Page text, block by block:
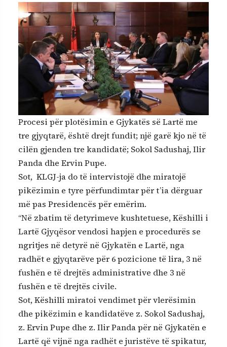
Procesi për plotësimin e Gjykatës së Lartë me
tre gjyqtarë, është drejt fundit; një garë kjo në të
cilën gjenden tre kandidatë; Sokol Sadushaj, Ilir
Panda dhe Ervin Pupe.
Sot, KLGJ-ja do të intervistojë dhe miratojë
pikëzimin e tyre përfundimtar për t’ia dërguar
më pas Presidencës për emërim.
“Në zbatim të detyrimeve kushtetuese, Këshilli i
Lartë Gjyqësor vendosi hapjen e procedurës se
ngritjes në detyrë në Gjykatën e Lartë, nga
radhët e gjyqtarëve për 6 pozicione të lira, 3 në
fushën e të drejtës administrative dhe 3 në
fushën e të drejtës civile.
Sot, Këshilli miratoi vendimet për vlerësimin
dhe pikëzimin e kandidatëve z. Sokol Sadushaj,
z. Ervin Pupe dhe z. Ilir Panda për në Gjykatën e
Lartë që vijnë nga radhët e juristëve të spikatur,